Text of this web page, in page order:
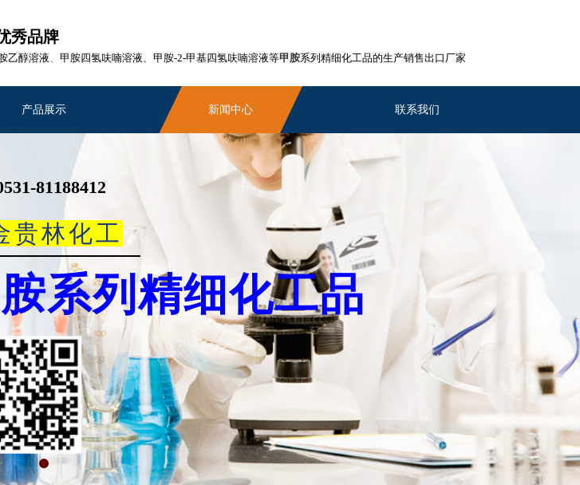
秀品牌
乙醇溶液、 甲胺四氢呋喃溶液、 甲胺-2-甲基四氢呋喃溶液等甲胺系列精细化工品的生产销售出口厂家
产品展示 新闻中心 联系我们
81188412
贵林化工
系列精细化工品